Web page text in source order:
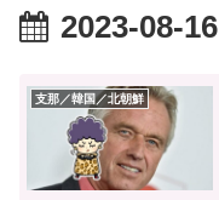
2023-08-16
支那／韓国／北朝鮮